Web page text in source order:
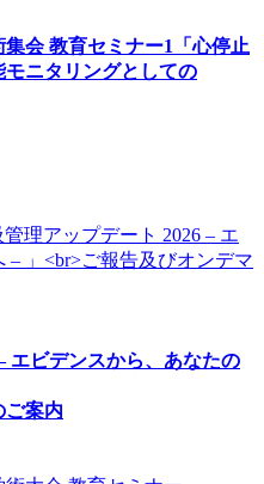
会 教育セミナー1「心停止
ニタリングとしての
エビデンスから、あなたの
ご案内